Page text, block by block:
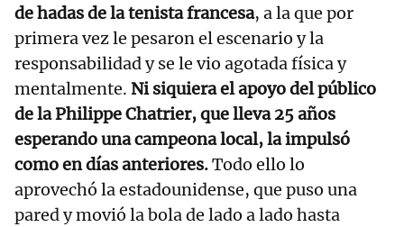
de hadas de la tenista francesa, a la que por
primera vez le pesaron el escenario y la
responsabilidad y se le vio agotada física y
mentalmente. Ni siquiera el apoyo del público
de la Philippe Chatrier, que lleva 25 años
esperando una campeona local, la impulsó
como en días anteriores.Todo ello lo
aprovechó la estadounidense, que puso una
pared y movió la bola de lado a lado hasta